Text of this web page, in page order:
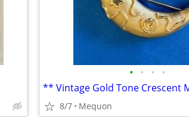
• • • •
8/7 Mequon